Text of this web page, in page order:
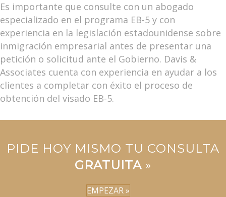
Es importante que consulte con un abogado
especializado en el programa EB-5 y con
experiencia en la legislación estadounidense sobre
inmigración empresarial antes de presentar una
petición o solicitud ante el Gobierno. Davis &
Associates cuenta con experiencia en ayudar a los
clientes a completar con éxito el proceso de
obtención del visado EB-5.
PIDE HOY MISMO TU CONSULTA
GRATUITA»
EMPEZAR »